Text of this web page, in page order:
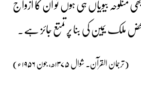
یمین کی بنا پر تمتع جائز ہے۔
(ترجمان القرآن۔ شوال ۱۳۷۵ھ، جون ۱۹۵۶ء)